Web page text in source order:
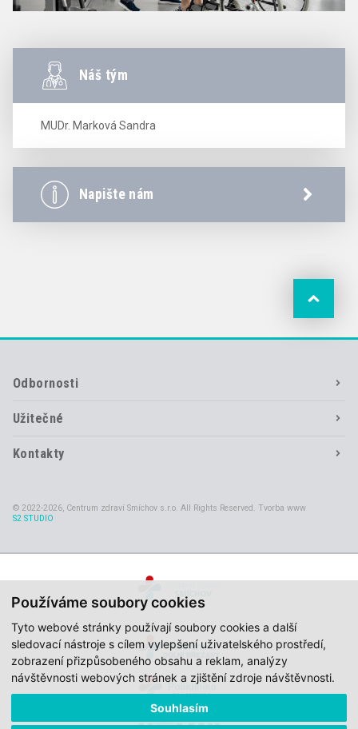
Používáme soubory cookies
Tyto webové stránky používají soubory cookies a další
sledovací nástroje s cílem vylepšení uživatelského prostředí,
zobrazení přizpůsobeného obsahu a reklam, analýzy
návštěvnosti webových stránek a zjištění zdroje návštěvnosti.
Souhlasím
Náš tým
MUDr. Marková Sandra
Napište nám
Odbornosti
Užitečné
Kontakty
© 2022-2026, Centrum zdraví Smíchov s.r.o. All Rights Reserved. Tvorba www
S2 STUDIO